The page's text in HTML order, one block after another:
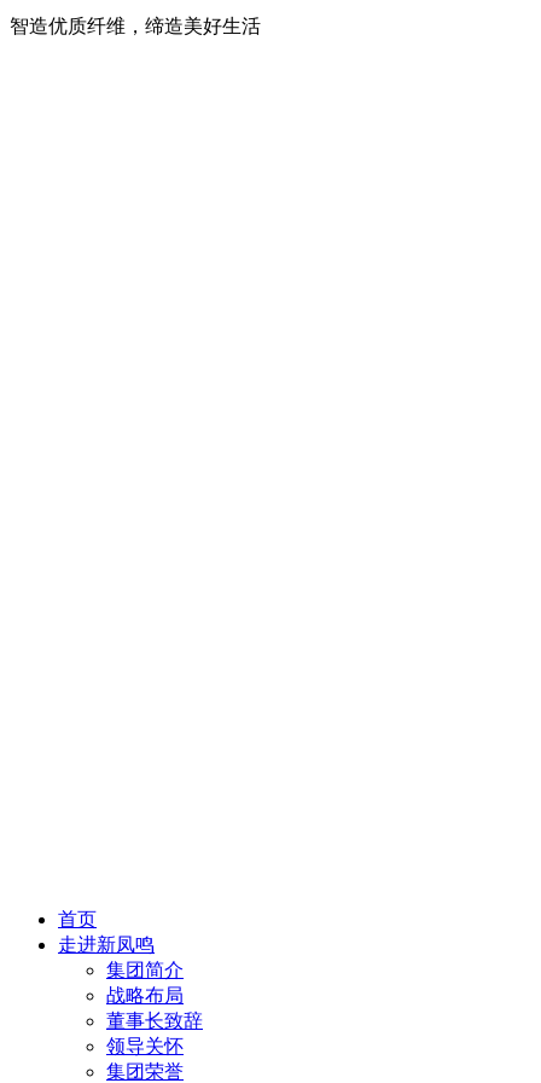
智造优质纤维，缔造美好生活
首页
走进新凤鸣
集团简介
战略布局
董事长致辞
领导关怀
集团荣誉